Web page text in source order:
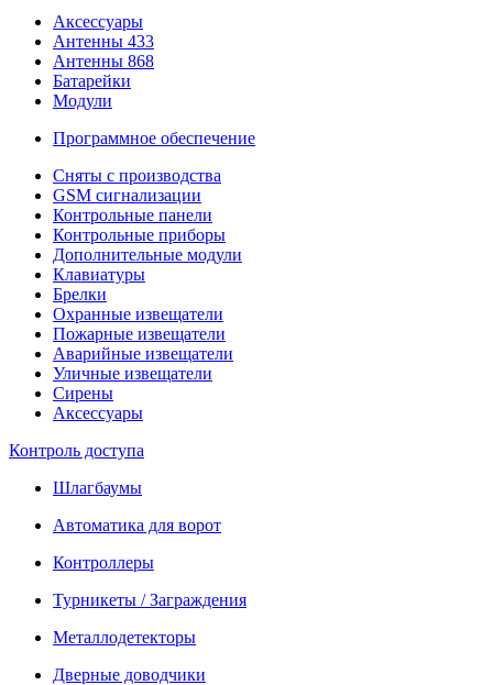
Аксессуары
Антенны 433
Антенны 868
Батарейки
Модули
Программное обеспечение
Сняты с производства
GSM сигнализации
Контрольные панели
Контрольные приборы
Дополнительные модули
Клавиатуры
Брелки
Охранные извещатели
Пожарные извещатели
Аварийные извещатели
Уличные извещатели
Сирены
Аксессуары
Контроль доступа
Шлагбаумы
Автоматика для ворот
Контроллеры
Турникеты / Заграждения
Металлодетекторы
Дверные доводчики